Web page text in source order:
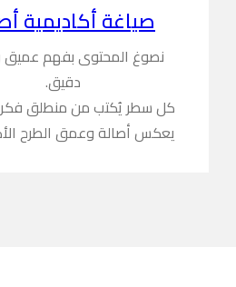
صياغة أكاديمية
نصوغ المحتوى بفهم عميق
دقيق.
كل سطر يُكتب من منطلق
يعكس أصالة وعمق الطرح